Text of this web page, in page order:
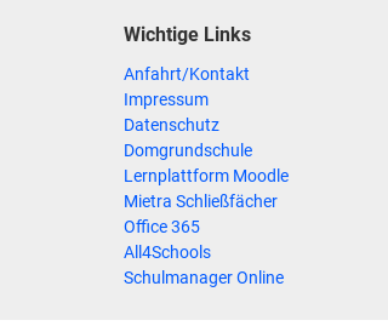
Wichtige Links
Anfahrt/Kontakt
Impressum
Datenschutz
Domgrundschule
Lernplattform Moodle
Mietra Schließfächer
Office 365
All4Schools
Schulmanager Online